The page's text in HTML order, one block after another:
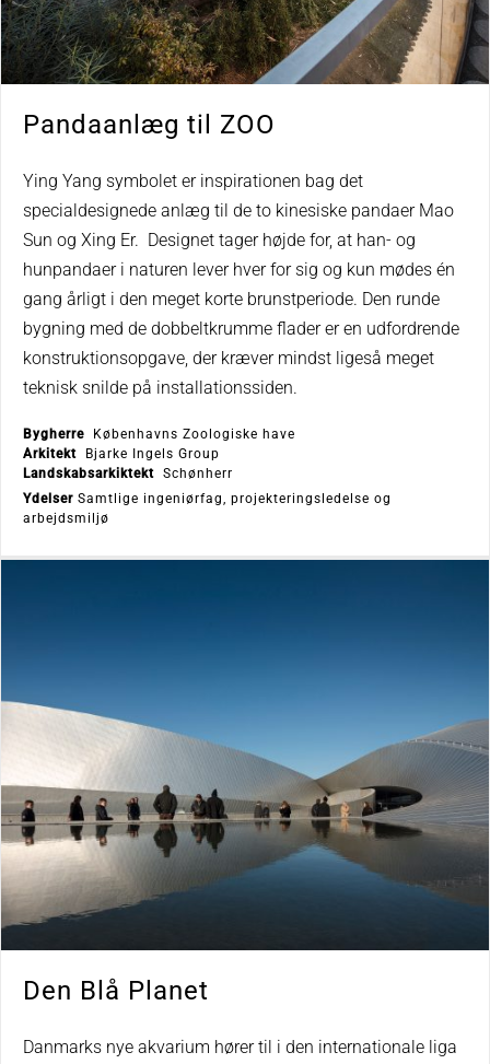
Pandaanlæg til ZOO
Ying Yang symbolet er inspirationen bag det
specialdesignede anlæg til de to kinesiske pandaer Mao
Sun og Xing Er. Designet tager højde for, at han- og
hunpandaer i naturen lever hver for sig og kun mødes én
gang årligt i den meget korte brunstperiode. Den runde
bygning med de dobbeltkrumme flader er en udfordrende
konstruktionsopgave, der kræver mindst ligeså meget
teknisk snilde på installationssiden.
Bygherre Københavns Zoologiske have
Arkitekt Bjarke Ingels Group
Landskabsarkiktekt Schønherr
Ydelser Samtlige ingeniørfag, projekteringsledelse og
arbejdsmiljø
Den Blå Planet
Danmarks nye akvarium hører til i den internationale liga